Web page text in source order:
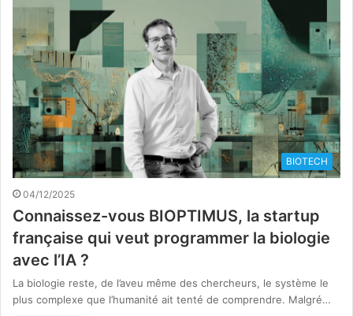
BIOTECH
04/12/2025
Connaissez-vous BIOPTIMUS, la startup
française qui veut programmer la biologie
avec l’IA ?
La biologie reste, de l’aveu même des chercheurs, le système le
plus complexe que l’humanité ait tenté de comprendre. Malgré…